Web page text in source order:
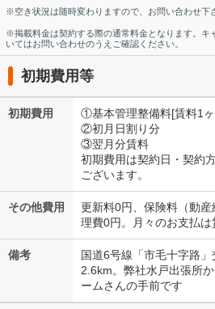
※空き状況は随時変わりますので、お問い合わせ下
※掲載料金は契約する際の通常料金となります。キ
いてはお問い合わせのうえご確認ください。
初期費用等
初期費用
①基本管理整備料[賃料1
②初月日割り分
③翌月分賃料
初期費用は契約日・契約
ございます。
その他費用
更新料0円、保険料（動
理費0円。月々のお支払は
備考
国道6号線「市毛十字路
2.6km。弊社水戸出張所
ームさんの手前です